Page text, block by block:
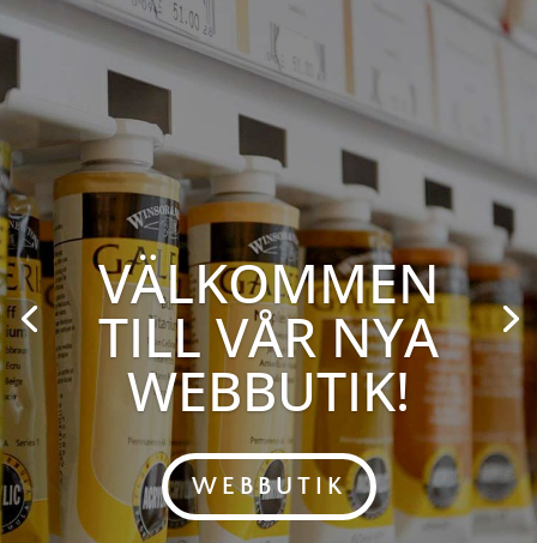
VÄLKOMMEN
TILL VÅR NYA
WEBBUTIK!
WEBBUTIK